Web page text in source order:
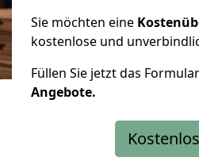
Sie möchten eine
kostenlose und
Füllen Sie jetzt das
Angebote.